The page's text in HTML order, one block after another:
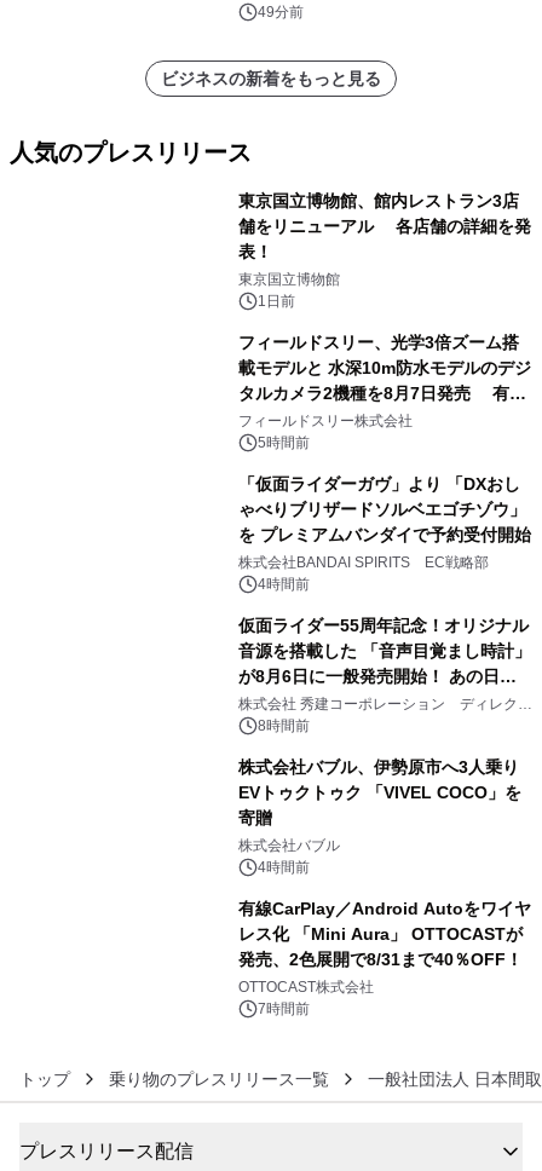
かる実践ガイド
49分前
ビジネスの新着をもっと見る
人気のプレスリリース
東京国立博物館、館内レストラン3店
舗をリニューアル 各店舗の詳細を発
表！
東京国立博物館
1日前
フィールドスリー、光学3倍ズーム搭
載モデルと 水深10m防水モデルのデジ
タルカメラ2機種を8月7日発売 有効
約1300万画素、用途別に選べるコンデ
ジ新登場
フィールドスリー株式会社
5時間前
「仮面ライダーガヴ」より 「DXおし
ゃべりブリザードソルベエゴチゾウ」
を プレミアムバンダイで予約受付開始
株式会社BANDAI SPIRITS EC戦略部
4時間前
仮面ライダー55周年記念！オリジナル
音源を搭載した 「音声目覚まし時計」
が8月6日に一般発売開始！ あの日の
大興奮が今甦る
株式会社 秀建コーポレーション ディレクト
アートギャラリー
8時間前
株式会社バブル、伊勢原市へ3人乗り
EVトゥクトゥク 「VIVEL COCO」を
寄贈
株式会社バブル
4時間前
有線CarPlay／Android Autoをワイヤ
レス化 「Mini Aura」 OTTOCASTが
発売、2色展開で8/31まで40％OFF！
OTTOCAST株式会社
7時間前
トップ 乗り物のプレスリリース一覧 一般社団法人 日本間
プレスリリース配信